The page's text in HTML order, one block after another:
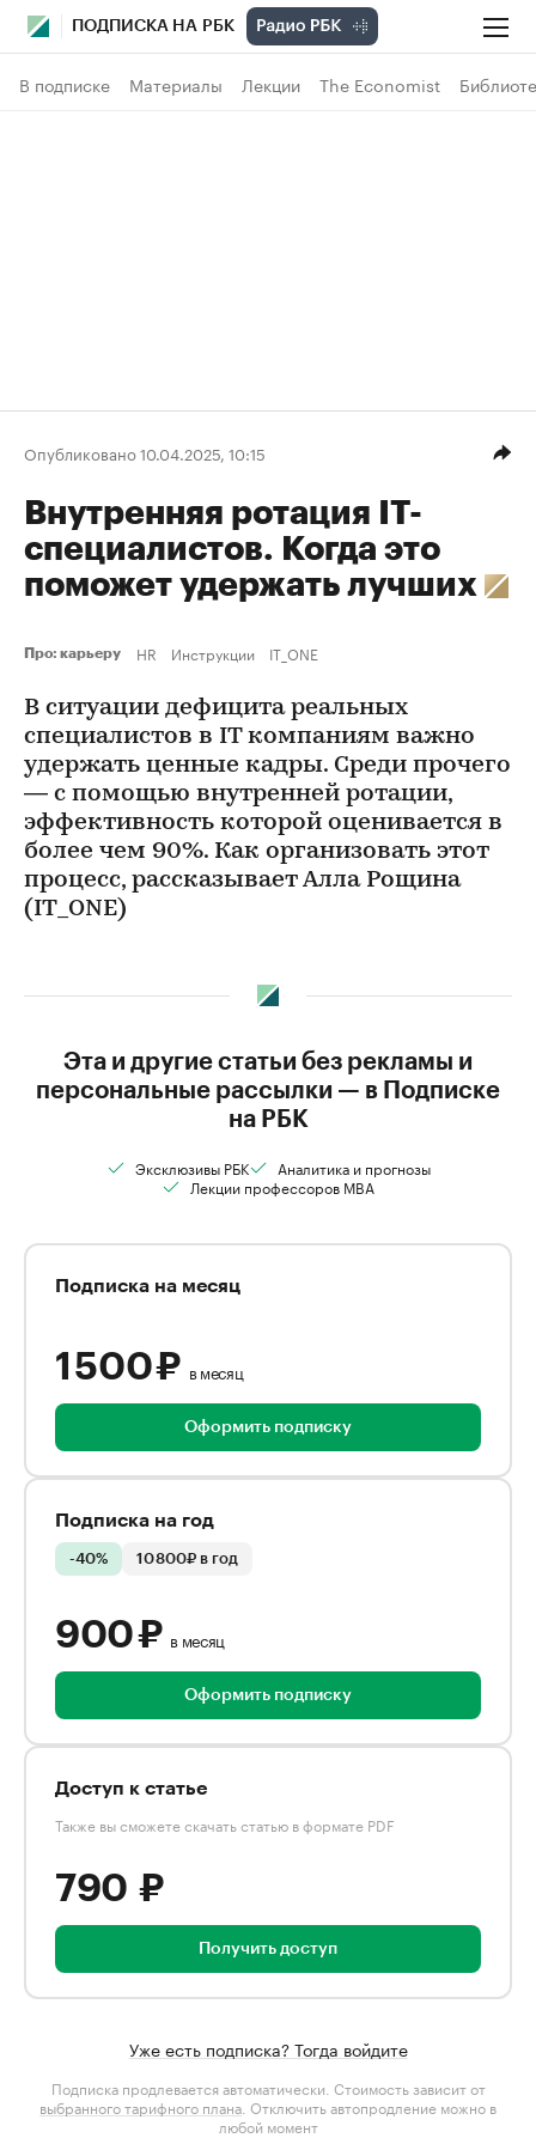
ПОДПИСКА НА РБК
В подписке Материалы Лекции The Economist
Опубликовано 10.04.2025, 10:15
Внутренняя ротация IT-
специалистов. Когда это
поможет удержать лучших
Про: карьеру HR Инструкции IT_ONE
В ситуации дефицита реальных
специалистов в IT компаниям важно
удержать ценные кадры. Среди прочего
— с помощью внутренней ротации,
эффективность которой оценивается в
более чем 90%. Как организовать этот
процесс, рассказывает Алла Рощина
(IT_ONE)
Эта и другие статьи без рекламы и
персональные рассылки — в Подписке
на РБК
Эксклюзивы РБК
Аналитика и прогнозы
Лекции профессоров MBA
Подписка на месяц
1 500 ₽ в месяц
Оформить подписку
Подписка на год
-40% 10 800₽ в год
900 ₽ в месяц
Оформить подписку
Доступ к статье
Также вы сможете скачать статью в формате PDF
790 ₽
Получить доступ
Уже есть подписка? Тогда войдите
Подписка продлевается автоматически. Стоимость зависит от
выбранного тарифного плана . Отключить автопродление можно в
любой момент